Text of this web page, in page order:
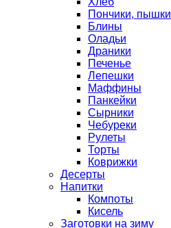
Пончики, пышки
Блины
Оладьи
Драники
Печенье
Лепешки
Маффины
Панкейки
Сырники
Чебуреки
Рулеты
Торты
Коврижки
Десерты
Напитки
Компоты
Кисель
Заготовки на зиму